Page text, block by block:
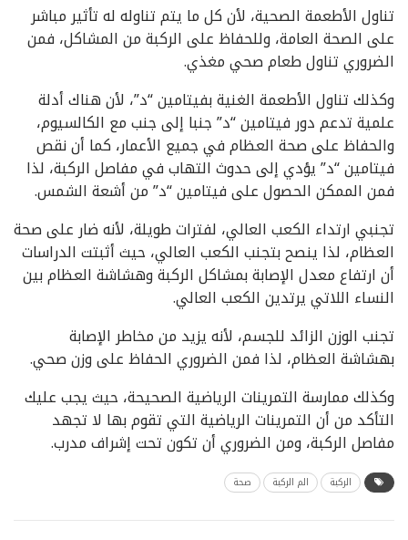
تناول الأطعمة الصحية، لأن كل ما يتم تناوله له تأثير مباشر
على الصحة العامة، وللحفاظ على الركبة من المشاكل، فمن
الضروري تناول طعام صحي مغذي.
وكذلك تناول الأطعمة الغنية بفيتامين “د”، لأن هناك أدلة
علمية تدعم دور فيتامين “د” جنبا إلى جنب مع الكالسيوم،
والحفاظ على صحة العظام في جميع الأعمار، كما أن نقص
فيتامين “د” يؤدي إلى حدوث التهاب في مفاصل الركبة، لذا
فمن الممكن الحصول على فيتامين “د” من أشعة الشمس.
تجنبي ارتداء الكعب العالي، لفترات طويلة، لأنه ضار على صحة
العظام، لذا ينصح بتجنب الكعب العالي، حيث أثبتت الدراسات
أن ارتفاع معدل الإصابة بمشاكل الركبة وهشاشة العظام بين
النساء اللاتي يرتدين الكعب العالي.
تجنب الوزن الزائد للجسم، لأنه يزيد من مخاطر الإصابة
بهشاشة العظام، لذا فمن الضروري الحفاظ على وزن صحي.
وكذلك ممارسة التمرينات الرياضية الصحيحة، حيث يجب عليك
التأكد من أن التمرينات الرياضية التي تقوم بها لا تجهد
مفاصل الركبة، ومن الضروري أن تكون تحت إشراف مدرب.
الركبة الم الركبة صحة